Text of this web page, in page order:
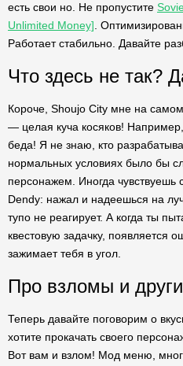
есть свои но. Не пропустите
Unlimited Money] .
Работает стабильно. Давайте
Что здесь не так?
Короче, Shoujo City мне на
— целая куча косяков!
беда! Я не знаю, кто
нормальных условиях было бы
персонажем. Иногда чувствуешь
Dendy: нажал и надеешься на
тупо не реагирует. А когда ты
квестовую задачку, появляется
зажимает тебя в угол.
Про взломы и
Теперь давайте поговорим о
хотите прокачать своего
Вот вам и взлом! Мод меню,